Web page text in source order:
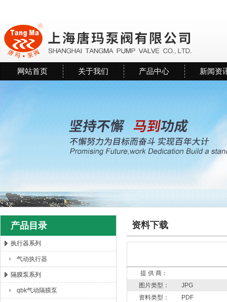
上海唐玛泵阀有限公司
网站首页 关于我们 产品中心 新闻资
产品目录
执行器系列
气动执行器
隔膜泵系列
qbk气动隔膜泵
资料下载
提 供 商：
图片类型：
JPG
资料类型：
PDF